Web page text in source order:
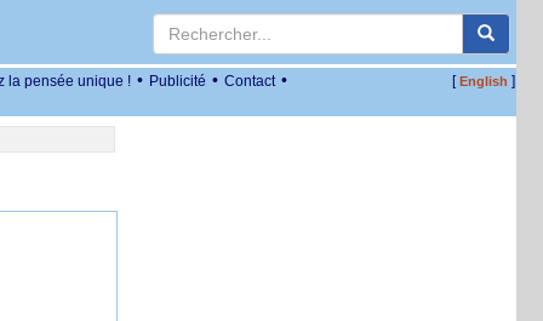
la pensée unique ! • Publicité • Contact • [English ]